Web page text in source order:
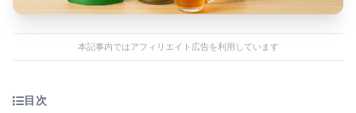
本記事内ではアフィリエイト広告を利用しています
目次